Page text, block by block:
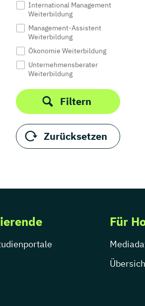
International Management
Weiterbildung
Management-Assistent
Weiterbildung
Ökonomie Weiterbildung
Unternehmensberater
Weiterbildung
Unternehmensführung
WeiterbildungFiltern
Zurücksetzen
Für